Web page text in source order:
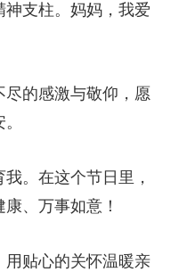
支柱。妈妈，我爱
尽的感激与敬仰，愿
。在这个节日里，
、万事如意！
用贴心的关怀温暖亲